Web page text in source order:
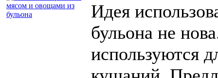
Идея
бульона не
используются